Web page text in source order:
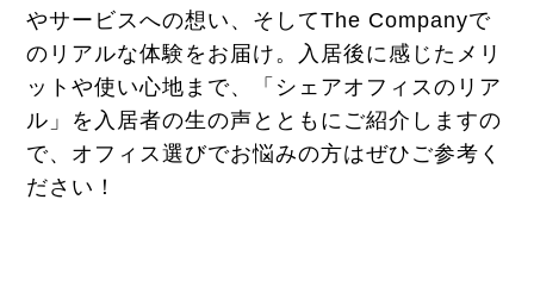
やサービスへの想い、そしてThe Companyで
のリアルな体験をお届け。入居後に感じたメリ
ットや使い心地まで、「シェアオフィスのリア
ル」を入居者の生の声とともにご紹介しますの
で、オフィス選びでお悩みの方はぜひご参考く
ださい！